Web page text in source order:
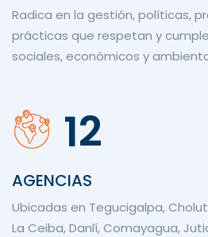
Radica en la gestión, políticas,
prácticas que respetan y
sociales, económicos y
12
AGENCIAS
Ubicadas en Tegucigalpa,
La Ceiba, Danlí, Comayagua,